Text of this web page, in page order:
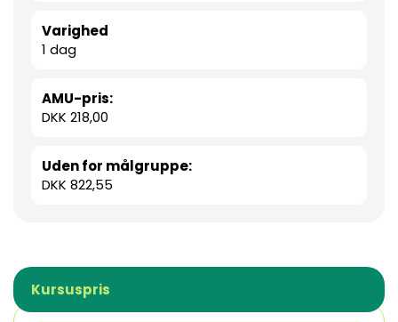
Varighed
1 dag
AMU-pris:
DKK 218,00
Uden for målgruppe:
DKK 822,55
Kursuspris